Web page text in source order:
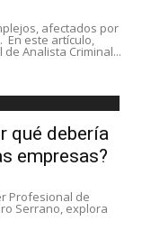
afectados por
En este artículo,
Analista Criminal...
qué debería
empresas?
Profesional de
Serrano, explora